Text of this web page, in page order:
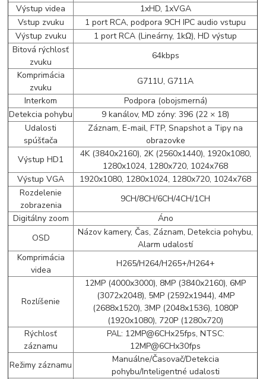
Výstup videa
1xHD, 1xVGA
Vstup zvuku
1 port RCA, podpora 9CH IPC audio vstupu
Výstup zvuku
1 port RCA (Lineárny, 1kΩ), HD výstup
Bitová rýchlosť
zvuku
64kbps
Komprimácia
zvuku
G711U, G711A
Interkom
Podpora (obojsmerná)
Detekcia pohybu
9 kanálov, MD zóny: 396 (22 × 18)
Udalosti
spúšťača
Záznam, E-mail, FTP, Snapshot a Tipy na
obrazovke
Výstup HD1
4K (3840x2160), 2K (2560x1440), 1920x1080,
1280x1024, 1280x720, 1024x768
Výstup VGA
1920x1080, 1280x1024, 1280x720, 1024x768
Rozdelenie
zobrazenia
9CH/8CH/6CH/4CH/1CH
Digitálny zoom
Áno
OSD
Názov kamery, Čas, Záznam, Detekcia pohybu,
Alarm udalostí
Komprimácia
videa
H265/H264/H265+/H264+
Rozlíšenie
12MP (4000x3000), 8MP (3840x2160), 6MP
(3072x2048), 5MP (2592x1944), 4MP
(2688x1520), 3MP (2048x1536), 1080P
(1920x1080), 720P (1280x720)
Rýchlosť
záznamu
PAL: 12MP@6CHx25fps, NTSC:
12MP@6CHx30fps
Režimy záznamu
Manuálne/Časovač/Detekcia
pohybu/Inteligentné udalosti